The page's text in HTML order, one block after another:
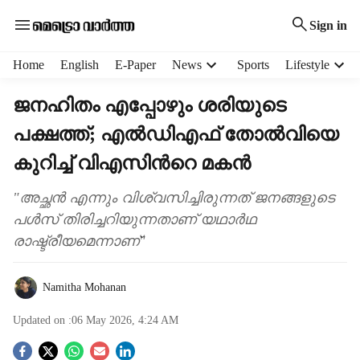
Sign in
Home English E-Paper News Sports Lifestyle
ജനഹിതം എപ്പോഴും ശരിയുടെ
പക്ഷത്ത്; എൽഡിഎഫ് തോൽവിയെ
കുറിച്ച് വിഎസിന്‍റെ മകൻ
"അച്ഛൻ എന്നും വിശ്വസിച്ചിരുന്നത് ജനങ്ങളുടെ
പൾസ് തിരിച്ചറിയുന്നതാണ് യഥാർഥ
രാഷ്ട്രീയമെന്നാണ്"
Namitha Mohanan
Updated on :06 May 2026, 4:24 AM